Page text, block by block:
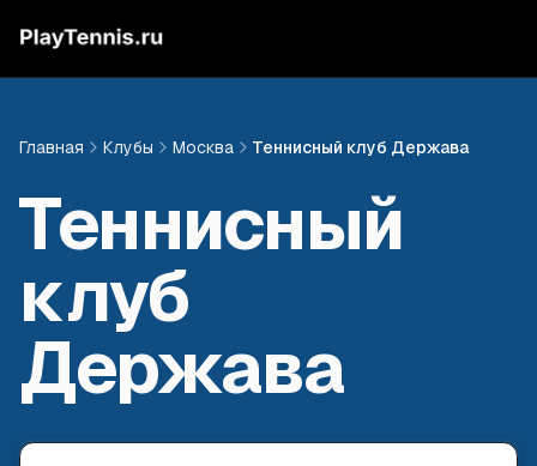
Главная Клубы Москва Теннисный клуб Держава
Теннисный
клуб
Держава